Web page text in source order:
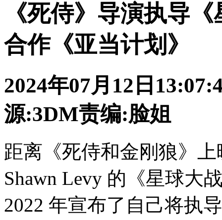
《死侍》导演执导
合作《亚当计划》
2024年07月12日
源:3DM责编:脸姐
距离《死侍和金刚狼》
Shawn Levy 的《星球大
2022 年宣布了自己将执